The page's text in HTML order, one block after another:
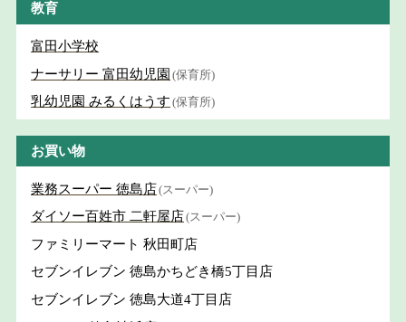
教育
富田小学校
ナーサリー 富田幼児園 (保育所)
乳幼児園 みるくはうす (保育所)
お買い物
業務スーパー 徳島店(スーパー)
ダイソー百姓市 二軒屋店(スーパー)
ファミリーマート 秋田町店
セブンイレブン 徳島かちどき橋5丁目店
セブンイレブン 徳島大道4丁目店